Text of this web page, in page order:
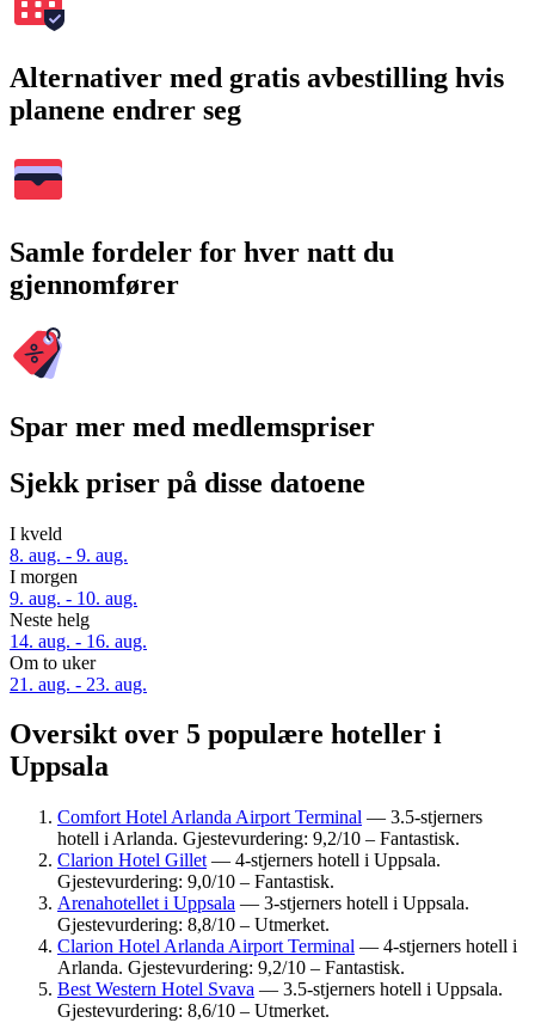
Alternativer med gratis avbestilling hvis
planene endrer seg
Samle fordeler for hver natt du
gjennomfører
Spar mer med medlemspriser
Sjekk priser på disse datoene
I kveld
8. aug. - 9. aug.
I morgen
9. aug. - 10. aug.
Neste helg
14. aug. - 16. aug.
Om to uker
21. aug. - 23. aug.
Oversikt over 5 populære hoteller i
Uppsala
Comfort Hotel Arlanda Airport Terminal — 3.5-stjerners
hotell i Arlanda. Gjestevurdering: 9,2/10 – Fantastisk.
Clarion Hotel Gillet — 4-stjerners hotell i Uppsala.
Gjestevurdering: 9,0/10 – Fantastisk.
Arenahotellet i Uppsala — 3-stjerners hotell i Uppsala.
Gjestevurdering: 8,8/10 – Utmerket.
Clarion Hotel Arlanda Airport Terminal — 4-stjerners hotell i
Arlanda. Gjestevurdering: 9,2/10 – Fantastisk.
Best Western Hotel Svava — 3.5-stjerners hotell i Uppsala.
Gjestevurdering: 8,6/10 – Utmerket.